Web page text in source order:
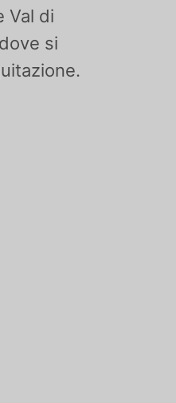
Val di
si